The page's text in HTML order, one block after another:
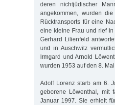
deren nichtjüdischer
angekommen, wurden
Rücktransports für eine
eine kleine Frau und rief
Gerhard Lilienfeld
und in Auschwitz
Irmgard und Arnold
wurden 1953 auf den 8.
Adolf Lorenz starb am 6.
geborene Löwenthal, mit
Januar 1997. Sie erhielt